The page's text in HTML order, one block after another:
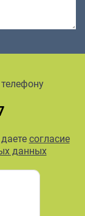
согласие
данных